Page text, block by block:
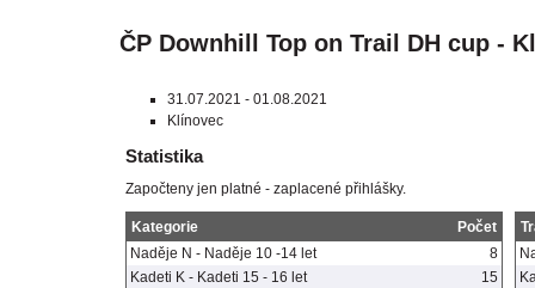
ČP Downhill Top on Trail DH cup -
31.07.2021 - 01.08.2021
Klínovec
Statistika
Započteny jen platné - zaplacené přihlášky.
Kategorie
Počet
Naděje N - Naděje 10 -14 let
8
Kadeti K - Kadeti 15 - 16 let
15